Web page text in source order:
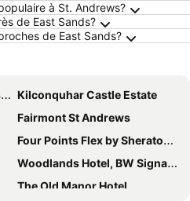
à St. Andrews?
de East Sands?
de East Sands?
Kilconquhar Castle Estate
Fairmont St Andrews
Four Points Flex by Sheraton Ratingen Düsseldorf Airport
Woodlands Hotel, BW Signature Collection
The Old Manor Hotel